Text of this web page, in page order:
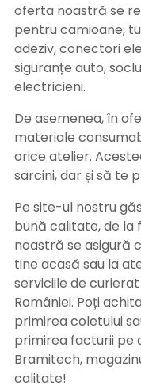
oferta noastră se
pentru camioane,
adeziv, conectori
siguranțe auto,
electricieni.
De asemenea, în
materiale
orice atelier.
sarcini, dar și să te
Pe site-ul nostru
bună calitate, de la
noastră se asigură
tine acasă sau la
serviciile de
României. Poți
primirea coletului
primirea facturii pe
Bramitech,
calitate!